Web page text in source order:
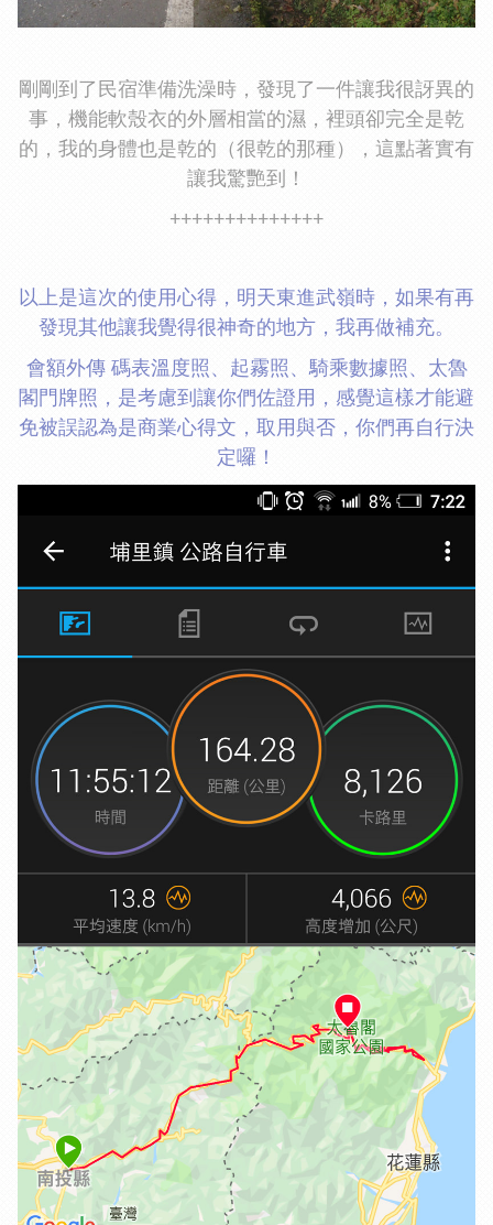
剛剛到了民宿準備洗澡時，發現了一件讓我很訝異的
事，機能軟殼衣的外層相當的濕，裡頭卻完全是乾
的，我的身體也是乾的（很乾的那種），這點著實有
讓我驚艷到！
++++++++++++++
以上是這次的使用心得，明天東進武嶺時，如果有再
發現其他讓我覺得很神奇的地方，我再做補充。
會額外傳 碼表溫度照、起霧照、騎乘數據照、太魯
閣門牌照，是考慮到讓你們佐證用，感覺這樣才能避
免被誤認為是商業心得文，取用與否，你們再自行決
定囉！